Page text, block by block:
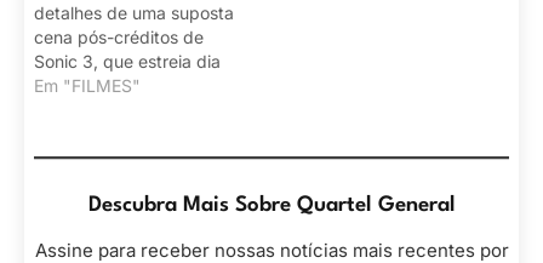
detalhes de uma suposta
cena pós-créditos de
Sonic 3, que estreia dia
25 de dezembro nos
Em "FILMES"
Descubra Mais Sobre Quartel General
Assine para receber nossas notícias mais recentes por